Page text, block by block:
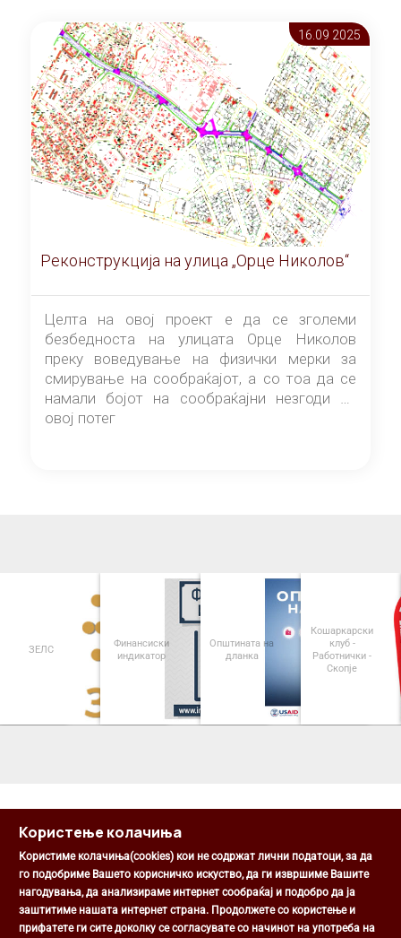
16.09 2025
Реконструкција на улица „Орце Николов“
Целта на овој проект е да се зголеми
безбедноста на улицата Орце Николов
преку воведување на физички мерки за
смирување на сообраќајот, а со тоа да се
намали бојот на сообраќајни незгоди на
овој потег
ЗЕЛС
Финансиски
индикатор
Општината на
дланка
Кошаркарски
клуб -
Работнички -
Скопје
Општина Центар
Михаил Цоков бр. 1, Скопје
Користење колачиња
Користиме колачиња(cookies) кои не содржат лични податоци, за да
го подобриме Вашето корисничко искуство, да ги извршиме Вашите
нагодувања, да анализираме интернет сообраќај и подобро да ја
заштитиме нашата интернет страна. Продолжете со користење и
прифатете ги сите доколку се согласувате со начинот на употреба на